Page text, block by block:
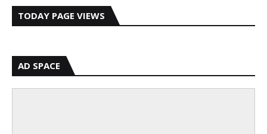
TODAY PAGE VIEWS
AD SPACE